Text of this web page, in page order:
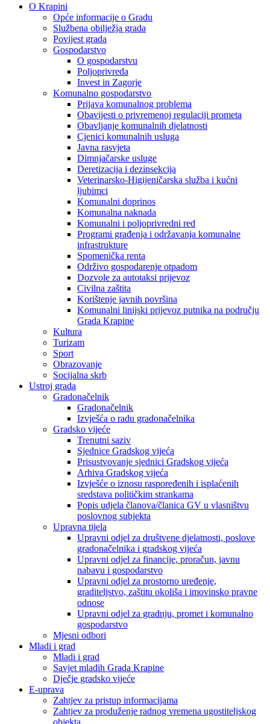
O Krapini
Opće informacije o Gradu
Službena obilježja grada
Povijest grada
Gospodarstvo
O gospodarstvu
Poljoprivreda
Invest in Zagorje
Komunalno gospodarstvo
Prijava komunalnog problema
Obavijesti o privremenoj regulaciji prometa
Obavljanje komunalnih djelatnosti
Cjenici komunalnih usluga
Javna rasvjeta
Dimnjačarske usluge
Deretizacija i dezinsekcija
Veterinarsko-Higijeničarska služba i kućni
ljubimci
Komunalni doprinos
Komunalna naknada
Komunalni i poljoprivredni red
Programi građenja i održavanja komunalne
infrastrukture
Spomenička renta
Održivo gospodarenje otpadom
Dozvole za autotaksi prijevoz
Civilna zaštita
Korištenje javnih površina
Komunalni linijski prijevoz putnika na području
Grada Krapine
Kultura
Turizam
Sport
Obrazovanje
Socijalna skrb
Ustroj grada
Gradonačelnik
Gradonačelnik
Izvješća o radu gradonačelnika
Gradsko vijeće
Trenutni saziv
Sjednice Gradskog vijeća
Prisustvovanje sjednici Gradskog vijeća
Arhiva Gradskog vijeća
Izvješće o iznosu raspoređenih i isplaćenih
sredstava političkim strankama
Popis udjela članova/članica GV u vlasništvu
poslovnog subjekta
Upravna tijela
Upravni odjel za društvene djelatnosti, poslove
gradonačelnika i gradskog vijeća
Upravni odjel za financije, proračun, javnu
nabavu i gospodarstvo
Upravni odjel za prostorno uređenje,
graditeljstvo, zaštitu okoliša i imovinsko pravne
odnose
Upravni odjel za gradnju, promet i komunalno
gospodarstvo
Mjesni odbori
Mladi i grad
Mladi i grad
Savjet mladih Grada Krapine
Dječje gradsko vijeće
E-uprava
Zahtjev za pristup informacijama
Zahtjev za produženje radnog vremena ugostiteljskog
objekta